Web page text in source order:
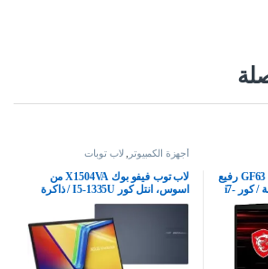
كمبيوتر محمول ام اس اي GF63 رفيع
12 فولت بشاشة 15.6 بوصة / كور i7-
SSD/RTX 4050/ويندوز 11/اسود،
أجهزة الكمبيوتر لاب توبات
لاب توب فيفو بوك X1504VA من
اسوس، انتل كور I5-1335U / ذاكرة
كيبورد عربي-إنجليزي